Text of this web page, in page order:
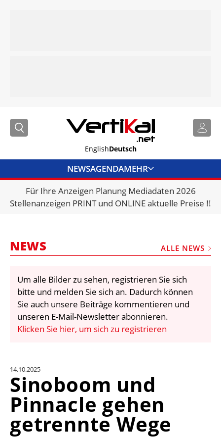
EnglishDeutsch
NEWSAGENDAMEHR
BRANCHENLINKS
VERMIETER
VIDEOS
BIBLIOTHEK
KRAN & BÜHNE
EINHEITENKONVERTER
KONTAKT
Für Ihre Anzeigen Planung Mediadaten 2026
Stellenanzeigen PRINT und ONLINE aktuelle Preise !!
NEWS ALLE NEWS
Um alle Bilder zu sehen, registrieren Sie sich
bitte und melden Sie sich an. Dadurch können
Sie auch unsere Beiträge kommentieren und
unseren E-Mail-Newsletter abonnieren.
Klicken Sie hier, um sich zu registrieren
14.10.2025
Sinoboom und
Pinnacle gehen
getrennte Wege